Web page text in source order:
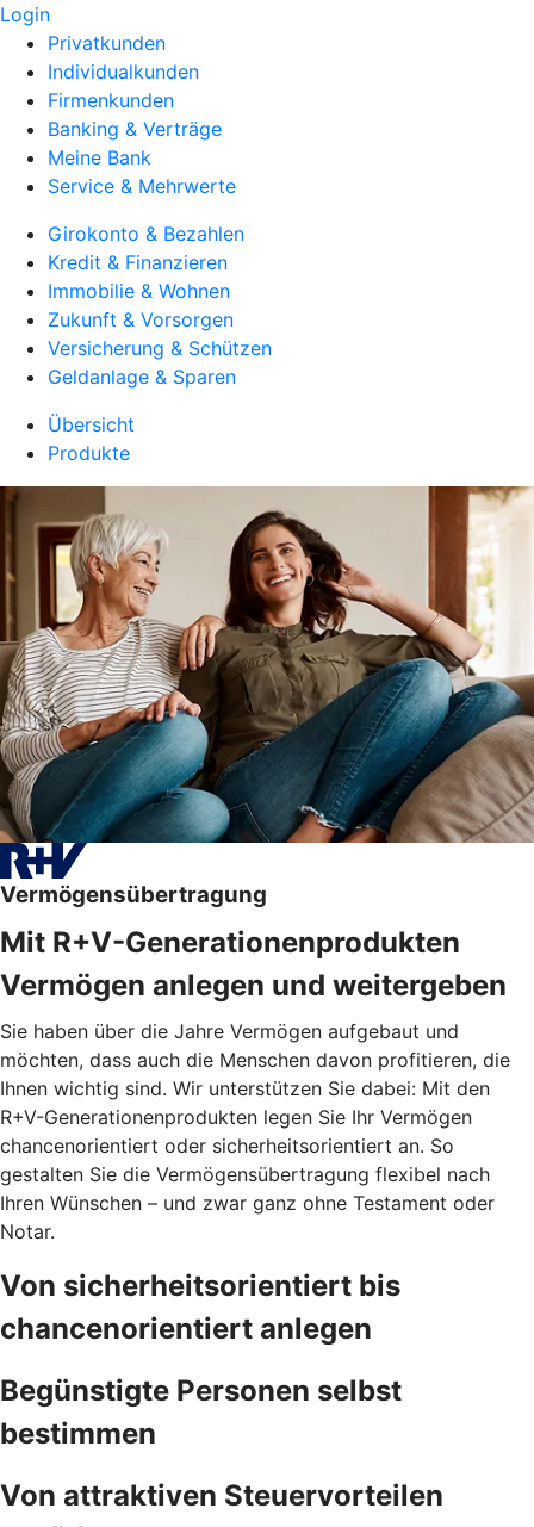
Login
Privatkunden
Individualkunden
Firmenkunden
Banking & Verträge
Meine Bank
Service & Mehrwerte
Girokonto & Bezahlen
Kredit & Finanzieren
Immobilie & Wohnen
Zukunft & Vorsorgen
Versicherung & Schützen
Geldanlage & Sparen
Übersicht
Produkte
Vermögensübertragung
Mit R+V-Generationenprodukten
Vermögen anlegen und weitergeben
Sie haben über die Jahre Vermögen aufgebaut und
möchten, dass auch die Menschen davon profitieren, die
Ihnen wichtig sind. Wir unterstützen Sie dabei: Mit den
R+V-Generationenprodukten legen Sie Ihr Vermögen
chancenorientiert oder sicherheitsorientiert an. So
gestalten Sie die Vermögensübertragung flexibel nach
Ihren Wünschen – und zwar ganz ohne Testament oder
Notar.
Von sicherheitsorientiert bis
chancenorientiert anlegen
Begünstigte Personen selbst
bestimmen
Von attraktiven Steuervorteilen